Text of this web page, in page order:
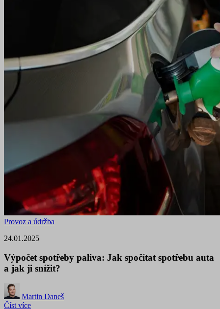
Provoz a údržba
24.01.2025
Výpočet spotřeby paliva: Jak spočítat spotřebu auta
a jak ji snížit?
Martin Daneš
Číst více